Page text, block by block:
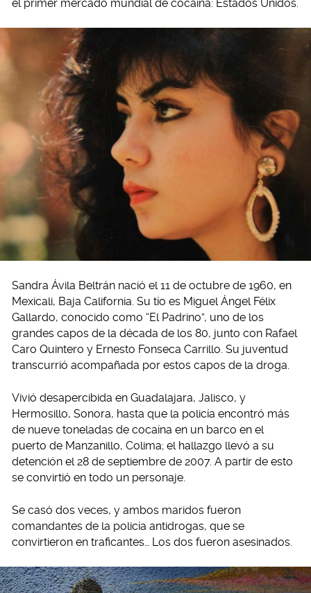
el primer mercado mundial de cocaína: Estados Unidos.
Sandra Ávila Beltrán nació el 11 de octubre de 1960, en
Mexicali, Baja California. Su tío es Miguel Ángel Félix
Gallardo, conocido como “El Padrino”, uno de los
grandes capos de la década de los 80, junto con Rafael
Caro Quintero y Ernesto Fonseca Carrillo. Su juventud
transcurrió acompañada por estos capos de la droga.
Vivió desapercibida en Guadalajara, Jalisco, y
Hermosillo, Sonora, hasta que la policía encontró más
de nueve toneladas de cocaína en un barco en el
puerto de Manzanillo, Colima; el hallazgo llevó a su
detención el 28 de septiembre de 2007. A partir de esto
se convirtió en todo un personaje.
Se casó dos veces, y ambos maridos fueron
comandantes de la policía antidrogas, que se
convirtieron en traficantes… Los dos fueron asesinados.